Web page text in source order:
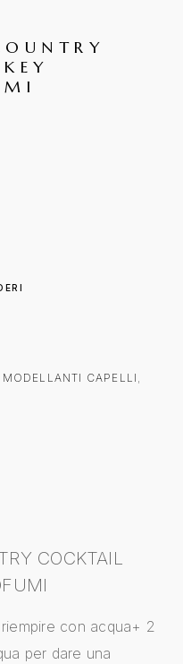
MODELLANTI CAPELLI ,
COCKTAIL
con acqua+ 2
per dare una